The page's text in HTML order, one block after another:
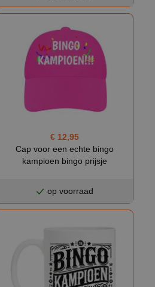
€ 12,95
Cap voor een echte bingo
kampioen bingo prijsje
op voorraad